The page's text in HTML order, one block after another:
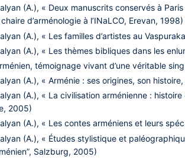
(A.), « Deux manuscrits conservés à
d’arménologie à l’INaLCO, Erevan, 1998)
(A.), « Les familles d’artistes au
(A.), « Les thèmes bibliques dans les
témoignage vivant d’une véritable
(A.), « Arménie : ses origines, son
(A.), « La civilisation arménienne :
2005)
(A.), « Les contes arméniens et leurs
(A.), « Études stylistique et
Salzburg, 2005)